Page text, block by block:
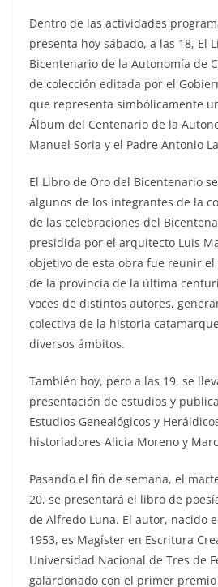
Dentro de las actividades
presenta hoy sábado, a las 18, El
Bicentenario de la Autonomía de
de colección editada por el
que representa simbólicamente
Álbum del Centenario de la
Manuel Soria y el Padre Antonio
El Libro de Oro del Bicentenario
algunos de los integrantes de la
de las celebraciones del
presidida por el arquitecto Luis
objetivo de esta obra fue reunir
de la provincia de la última
voces de distintos autores,
colectiva de la historia
diversos ámbitos.
También hoy, pero a las 19, se
presentación de estudios y
Estudios Genealógicos y
historiadores Alicia Moreno y
Pasando el fin de semana, el
20, se presentará el libro de
de Alfredo Luna. El autor, nacido
1953, es Magíster en Escritura
Universidad Nacional de Tres de
galardonado con el primer